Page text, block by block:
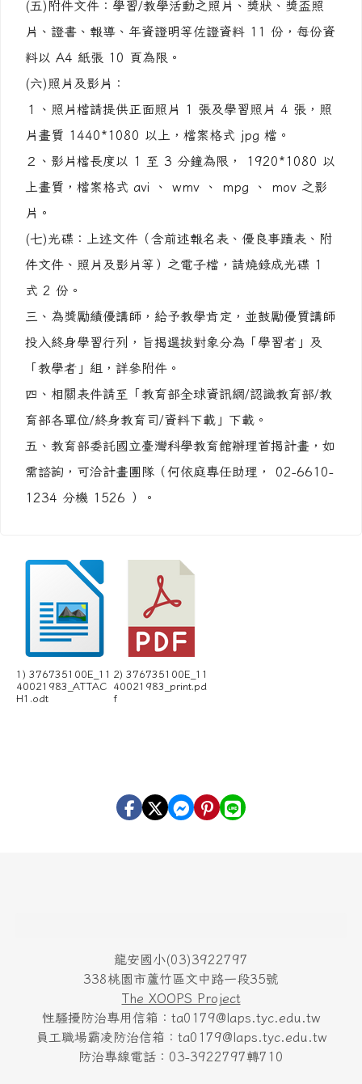
(五)附件文件：學習/教學活動之照片、獎狀、獎盃照
片、證書、報導、年資證明等佐證資料 11 份，每份資
料以 A4 紙張 10 頁為限。
(六)照片及影片：
１、照片檔請提供正面照片 1 張及學習照片 4 張，照
片畫質 1440*1080 以上，檔案格式 jpg 檔。
２、影片檔長度以 1 至 3 分鐘為限， 1920*1080 以
上畫質，檔案格式 avi 、 wmv 、 mpg 、 mov 之影
片。
(七)光碟：上述文件（含前述報名表、優良事蹟表、附
件文件、照片及影片等）之電子檔，請燒錄成光碟 1
式 2 份。
三、為獎勵績優講師，給予教學肯定，並鼓勵優質講師
投入終身學習行列，旨揭選拔對象分為「學習者」及
「教學者」組，詳參附件。
四、相關表件請至「教育部全球資訊網∕認識教育部∕教
育部各單位∕終身教育司∕資料下載」下載。
五、教育部委託國立臺灣科學教育館辦理首揭計畫，如
需諮詢，可洽計畫團隊（何依庭專任助理， 02-6610-
1234 分機 1526 ）。
1) 376735100E_11
40021983_ATTAC
H1.odt
2) 376735100E_11
40021983_print.pd
f
龍安國小(03)3922797
338桃園市蘆竹區文中路一段35號
The XOOPS Project
性騷擾防治專用信箱：ta0179@laps.tyc.edu.tw
員工職場霸凌防治信箱：ta0179@laps.tyc.edu.tw
防治專線電話：03-3922797轉710